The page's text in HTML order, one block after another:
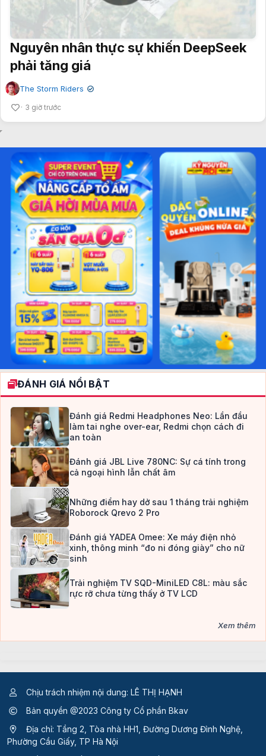
Nguyên nhân thực sự khiến DeepSeek
phải tăng giá
The Storm Riders ✔
3 giờ trước
ĐÁNH GIÁ NỔI BẬT
Đánh giá Redmi Headphones Neo: Lần đầu
làm tai nghe over-ear, Redmi chọn cách đi
an toàn
Đánh giá JBL Live 780NC: Sự cá tính trong
cả ngoại hình lẫn chất âm
Những điểm hay dở sau 1 tháng trải nghiệm
Roborock Qrevo 2 Pro
Đánh giá YADEA Omee: Xe máy điện nhỏ
xinh, thông minh “đo ni đóng giày” cho nữ
sinh
Trải nghiệm TV SQD-MiniLED C8L: màu sắc
rực rỡ chưa từng thấy ở TV LCD
Xem thêm
Chịu trách nhiệm nội dung: LÊ THỊ HẠNH
Bản quyền @2023 Công ty Cổ phần Bkav
Địa chỉ: Tầng 2, Tòa nhà HH1, Đường Dương Đình Nghệ,
Phường Cầu Giấy, TP Hà Nội